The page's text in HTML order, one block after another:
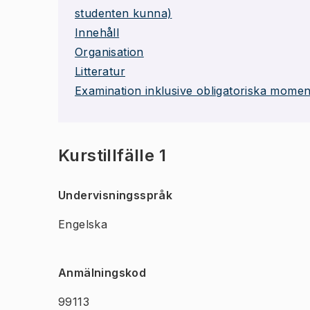
studenten kunna)
Innehåll
Organisation
Litteratur
Examination inklusive obligatoriska
Kurstillfälle 1
Undervisningsspråk
Engelska
Anmälningskod
99113